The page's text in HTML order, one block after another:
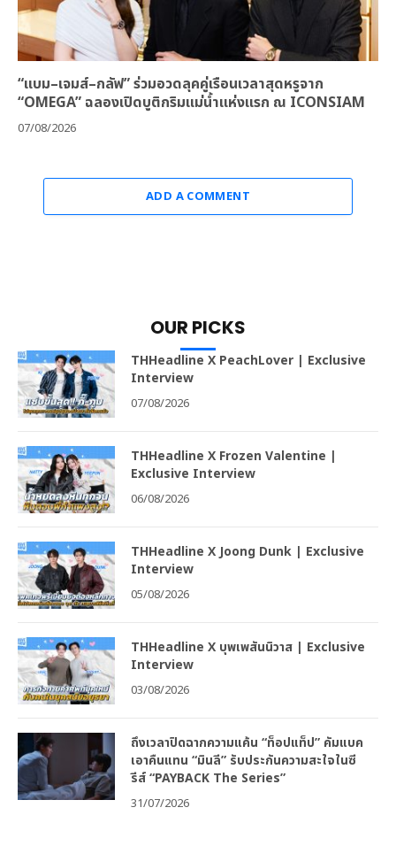
“แบม–เจมส์–กลัฟ” ร่วมอวดลุคคู่เรือนเวลาสุดหรูจาก
“OMEGA” ฉลองเปิดบูติกริมแม่น้ำแห่งแรก ณ ICONSIAM
07/08/2026
ADD A COMMENT
OUR PICKS
THHeadline X PeachLover | Exclusive
Interview
07/08/2026
THHeadline X Frozen Valentine |
Exclusive Interview
06/08/2026
THHeadline X Joong Dunk | Exclusive
Interview
05/08/2026
THHeadline X บุพเพสันนิวาส | Exclusive
Interview
03/08/2026
ถึงเวลาปิดฉากความแค้น “ท็อปแท็ป” คัมแบค
เอาคืนแทน “มินลี” รับประกันความสะใจในซี
รีส์ “PAYBACK The Series”
31/07/2026